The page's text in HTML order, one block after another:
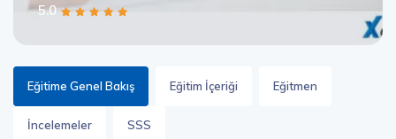
5.0
Eğitime Genel Bakış Eğitim İçeriği Eğitmen
İncelemeler SSS